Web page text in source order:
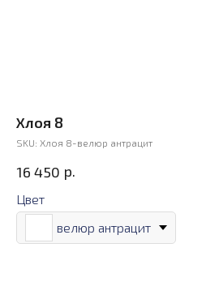
Хлоя 8
SKU: Хлоя 8-велюр антрацит
16 450 р.
Цвет
велюр антрацит